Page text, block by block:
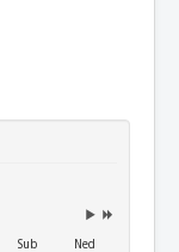
Sub
Ned